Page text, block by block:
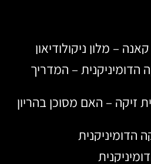
– מלון ניקולודיאון
הדומיניקנית – המדריך
זיקה – האם מסוכן בהריון
הדומיניקנית